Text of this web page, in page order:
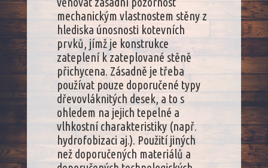
mechanickým vlastnostem stěny z
hlediska únosnosti kotevních
prvků, jímž je konstrukce
zateplení k zateplované stěně
přichycena. Zásadně je třeba
používat pouze doporučené typy
dřevovláknitých desek, a to s
ohledem na jejich tepelné a
vlhkostní charakteristiky (např.
hydrofobizaci aj.). Použití jiných
než doporučených materiálů a